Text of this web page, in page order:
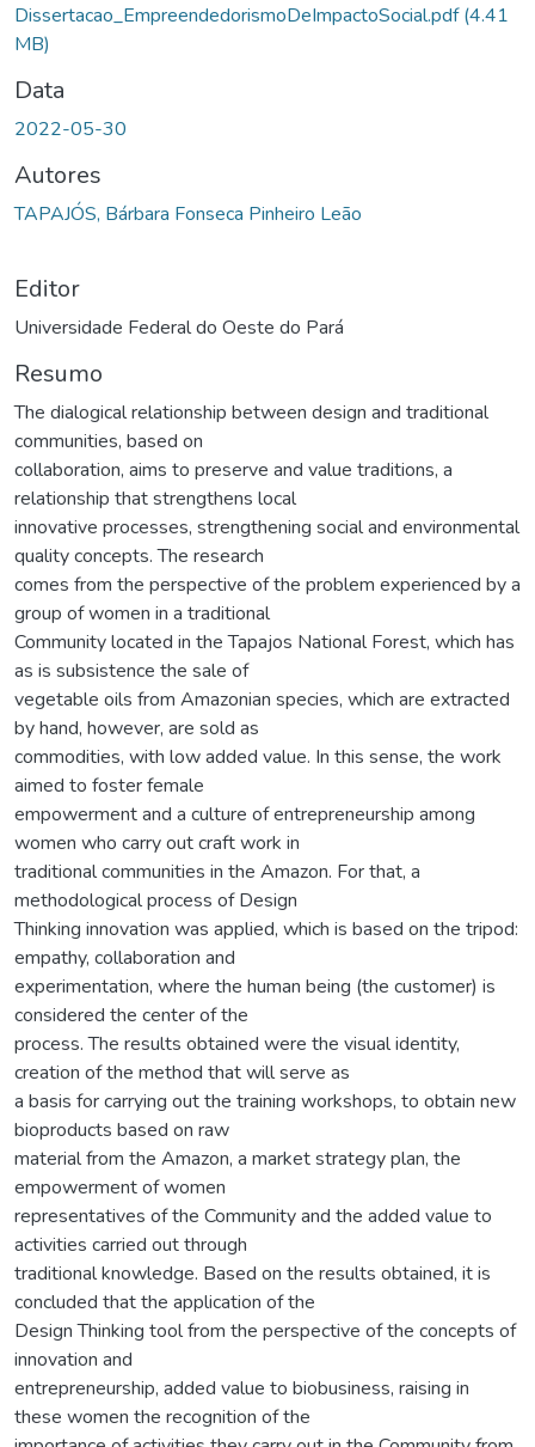
Dissertacao_EmpreendedorismoDeImpactoSocial.pdf(4.41
MB)
Data
2022-05-30
Autores
TAPAJÓS, Bárbara Fonseca Pinheiro Leão
Editor
Universidade Federal do Oeste do Pará
Resumo
The dialogical relationship between design and traditional
communities, based on
collaboration, aims to preserve and value traditions, a
relationship that strengthens local
innovative processes, strengthening social and environmental
quality concepts. The research
comes from the perspective of the problem experienced by a
group of women in a traditional
Community located in the Tapajos National Forest, which has
as is subsistence the sale of
vegetable oils from Amazonian species, which are extracted
by hand, however, are sold as
commodities, with low added value. In this sense, the work
aimed to foster female
empowerment and a culture of entrepreneurship among
women who carry out craft work in
traditional communities in the Amazon. For that, a
methodological process of Design
Thinking innovation was applied, which is based on the tripod:
empathy, collaboration and
experimentation, where the human being (the customer) is
considered the center of the
process. The results obtained were the visual identity,
creation of the method that will serve as
a basis for carrying out the training workshops, to obtain new
bioproducts based on raw
material from the Amazon, a market strategy plan, the
empowerment of women
representatives of the Community and the added value to
activities carried out through
traditional knowledge. Based on the results obtained, it is
concluded that the application of the
Design Thinking tool from the perspective of the concepts of
innovation and
entrepreneurship, added value to biobusiness, raising in
these women the recognition of the